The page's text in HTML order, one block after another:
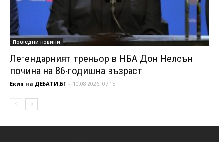
Последни новини
Легендарният треньор в НБА Дон Нелсън
почина на 86-годишна възраст
Екип на ДЕБАТИ.БГ - 10.08.2026, 07:15